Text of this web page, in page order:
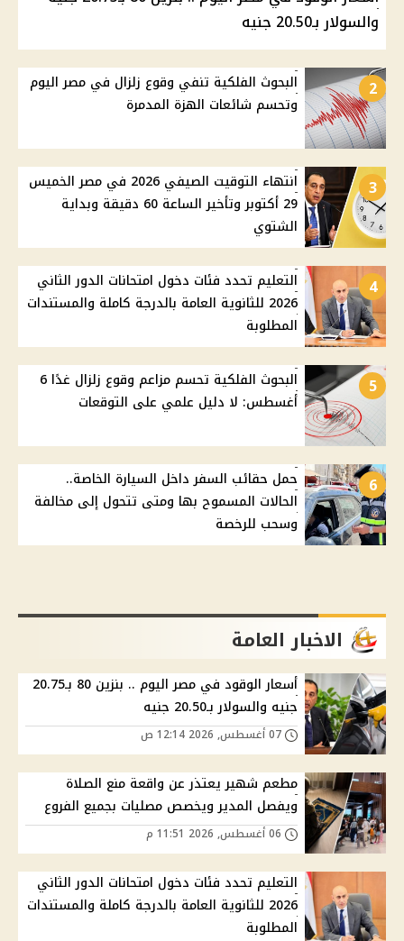
والسولار بـ20.50 جنيه
2
البحوث الفلكية تنفي وقوع زلزال في مصر اليوم
وتحسم شائعات الهزة المدمرة
3
انتهاء التوقيت الصيفي 2026 في مصر الخميس
29 أكتوبر وتأخير الساعة 60 دقيقة وبداية
الشتوي
4
التعليم تحدد فئات دخول امتحانات الدور الثاني
2026 للثانوية العامة بالدرجة كاملة والمستندات
المطلوبة
5
البحوث الفلكية تحسم مزاعم وقوع زلزال غدًا 6
أغسطس: لا دليل علمي على التوقعات
6
حمل حقائب السفر داخل السيارة الخاصة..
الحالات المسموح بها ومتى تتحول إلى مخالفة
وسحب للرخصة
الاخبار العامة
أسعار الوقود في مصر اليوم .. بنزين 80 بـ20.75
جنيه والسولار بـ20.50 جنيه
مطعم شهير يعتذر عن واقعة منع الصلاة
ويفصل المدير ويخصص مصليات بجميع الفروع
التعليم تحدد فئات دخول امتحانات الدور الثاني
2026 للثانوية العامة بالدرجة كاملة والمستندات
المطلوبة